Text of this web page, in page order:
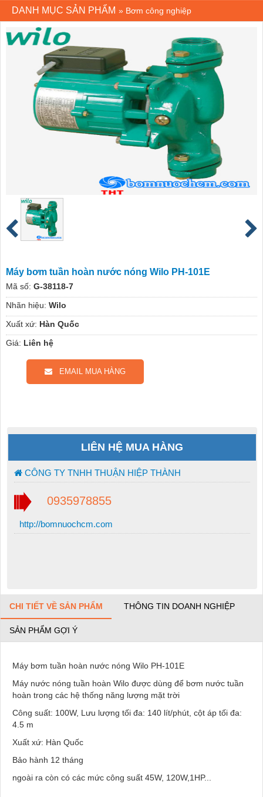
DANH MỤC SẢN PHẨM » Bơm công nghiệp
Máy bơm tuần hoàn nước nóng Wilo PH-101E
Mã số: G-38118-7
Nhãn hiệu: Wilo
Xuất xứ: Hàn Quốc
Giá: Liên hệ
EMAIL MUA HÀNG
LIÊN HỆ MUA HÀNG
CÔNG TY TNHH THUẬN HIỆP THÀNH
0935978855
http://bomnuochcm.com
CHI TIẾT VỀ SẢN PHẨM THÔNG TIN DOANH NGHIỆP
SẢN PHẨM GỢI Ý
Máy bơm tuần hoàn nước nóng Wilo PH-101E
Máy nước nóng tuần hoàn Wilo được dùng để bơm nước tuần
hoàn trong các hệ thống năng lượng mặt trời
Công suất: 100W, Lưu lượng tối đa: 140 lít/phút, cột áp tối đa:
4.5 m
Xuất xứ: Hàn Quốc
Bảo hành 12 tháng
ngoài ra còn có các mức công suất 45W, 120W,1HP...